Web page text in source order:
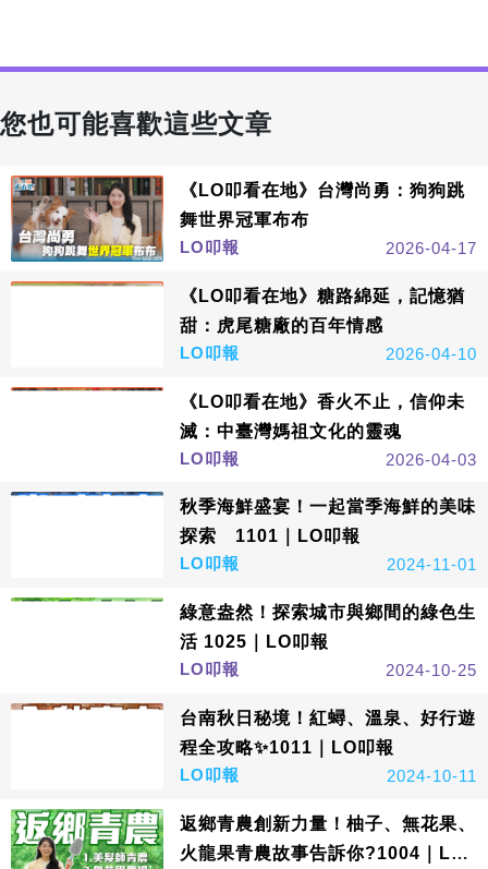
您也可能喜歡這些文章
《LO叩看在地》台灣尚勇：狗狗跳
舞世界冠軍布布
LO叩報
2026-04-17
《LO叩看在地》糖路綿延，記憶猶
甜：虎尾糖廠的百年情感
LO叩報
2026-04-10
《LO叩看在地》香火不止，信仰未
滅：中臺灣媽祖文化的靈魂
LO叩報
2026-04-03
秋季海鮮盛宴！一起當季海鮮的美味
探索 1101｜LO叩報
LO叩報
2024-11-01
綠意盎然！探索城市與鄉間的綠色生
活 1025｜LO叩報
LO叩報
2024-10-25
台南秋日秘境！紅蟳、溫泉、好行遊
程全攻略✨1011｜LO叩報
LO叩報
2024-10-11
返鄉青農創新力量！柚子、無花果、
火龍果青農故事告訴你?1004｜LO